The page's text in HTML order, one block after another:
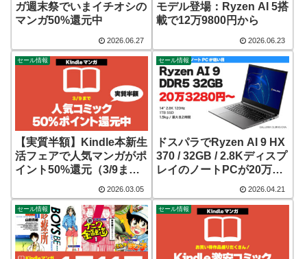
ガ週末祭でいまイチオシの
マンガ50%還元中
2026.06.27
モデル登場：Ryzen AI 5搭
載で12万9800円から
2026.06.23
セール情報
【実質半額】Kindle本新生
活フェアで人気マンガがポ
イント50%還元（3/9ま
2026.03.05
セール情報
ドスパラでRyzen AI 9 HX
370 / 32GB / 2.8Kディスプ
レイのノートPCが20万
2026.04.21
セール情報 セール情報